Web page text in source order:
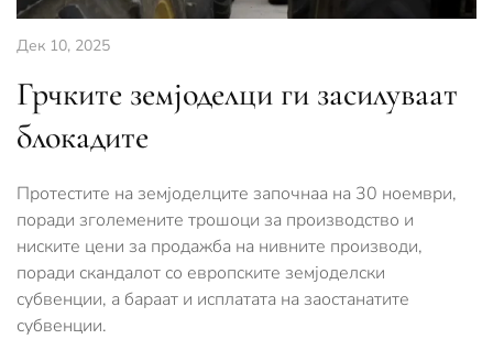
Дек 10, 2025
Грчките земјоделци ги засилуваат
блокадите
Протестите на земјоделците започнаа на 30 ноември,
поради зголемените трошоци за производство и
ниските цени за продажба на нивните производи,
поради скандалот со европските земјоделски
субвенции, а бараат и исплатата на заостанатите
субвенции.